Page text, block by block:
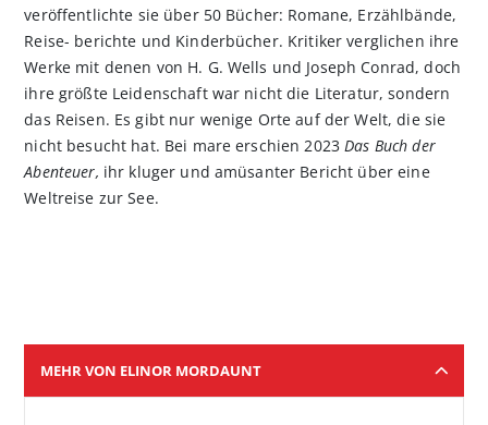
veröffentlichte sie über 50 Bücher: Romane, Erzählbände,
Reise- berichte und Kinderbücher. Kritiker verglichen ihre
Werke mit denen von H. G. Wells und Joseph Conrad, doch
ihre größte Leidenschaft war nicht die Literatur, sondern
das Reisen. Es gibt nur wenige Orte auf der Welt, die sie
nicht besucht hat. Bei mare erschien 2023 Das Buch der
Abenteuer, ihr kluger und amüsanter Bericht über eine
Weltreise zur See.
MEHR VON ELINOR MORDAUNT